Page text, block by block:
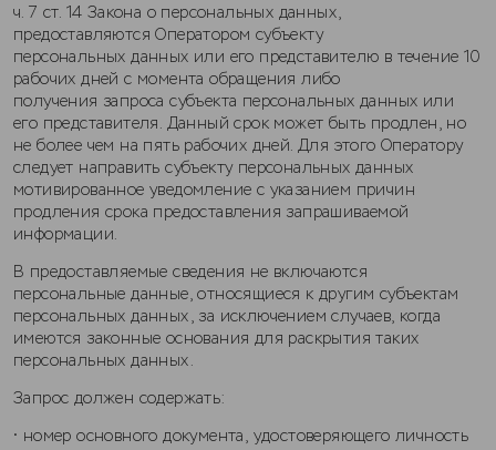
ч. 7 ст. 14 Закона о персональных данных,
предоставляются Оператором субъекту
персональных данных или его представителю в течение 10
рабочих дней с момента обращения либо
получения запроса субъекта персональных данных или
его представителя. Данный срок может быть продлен, но
не более чем на пять рабочих дней. Для этого Оператору
следует направить субъекту персональных данных
мотивированное уведомление с указанием причин
продления срока предоставления запрашиваемой
информации.
В предоставляемые сведения не включаются
персональные данные, относящиеся к другим субъектам
персональных данных, за исключением случаев, когда
имеются законные основания для раскрытия таких
персональных данных.
Запрос должен содержать:
• номер основного документа, удостоверяющего личность